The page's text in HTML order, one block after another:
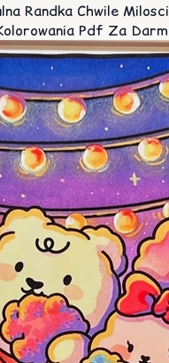
Randka Chwile Milosci
Pdf Za